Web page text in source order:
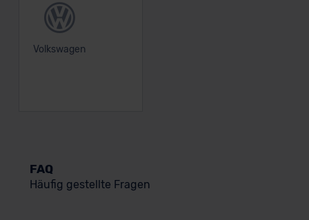
Volkswagen
FAQ
Häufig gestellte Fragen